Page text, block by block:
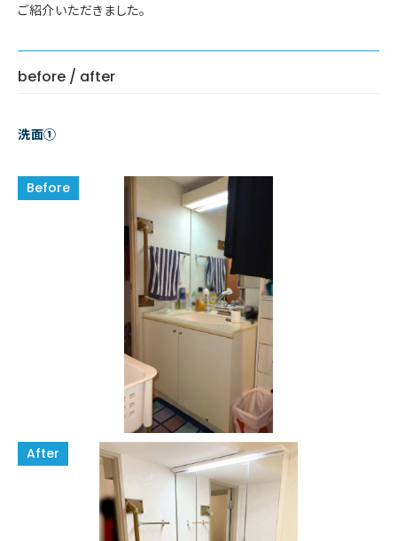
ご紹介いただきました。
before / after
洗面①